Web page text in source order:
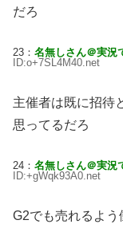
だろ
23： 名無しさん＠実況
ID:o+7SL4M40.net
主催者は既に招待
思ってるだろ
24： 名無しさん＠実況
ID:+gWqk93A0.net
G2でも売れるよう